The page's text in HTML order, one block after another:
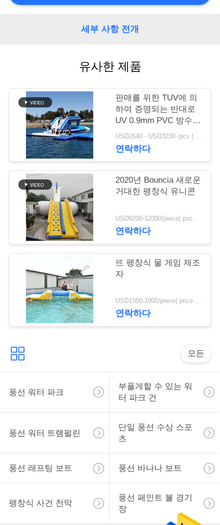
질
연
을
요
구
하
세
요
사
이
트
세부 사항 전개
유사한 제품
판매를 위한 TUV에 의
하여 증명되는 반대로
UV 0.9mm PVC 방수포
팽창식 물 뛰어오르는
베개
USD2640 - USD3230 /pcs ( price just for reference, detailed prices need to be confirmed） MOQ:1PC
연락하다
2020년 Bouncia 새로운
거대한 팽창식 유니콘
USD9200-12000/piece( price just for reference, detailed prices need to be confirmed) MOQ:1PC
연락하다
뜨 팽창식 물 게임 제조
자
USD1500-1900/piece( price just for reference, detailed prices need to be confirmed) MOQ:1PC
연락하다
모든
풍선 워터 파크
부풀게할 수 있는 워
터 파크 건
풍선 워터 트램펄린
단일 풍선 수상 스포
츠
풍선 래프팅 보트 풍선 바나나 보트
팽창식 사건 천막
풍선 페인트 볼 경기
장